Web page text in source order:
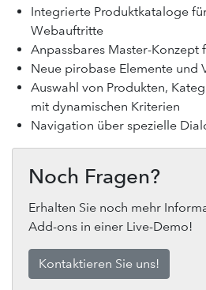
Integrierte Produktkataloge
Webauftritte
Anpassbares Master-Konzept
Neue pirobase Elemente und
Auswahl von Produkten,
mit dynamischen Kriterien
Navigation über spezielle
Noch Fragen?
Erhalten Sie noch mehr
Add-ons in einer Live-Demo!
Kontaktieren Sie uns!